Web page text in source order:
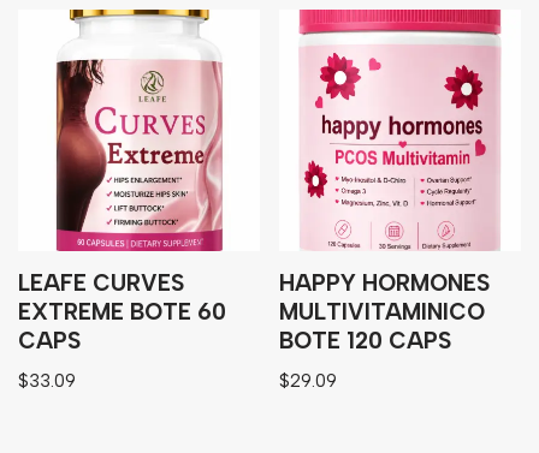
LEAFE CURVES
EXTREME BOTE 60
CAPS
$33.09
HAPPY HORMONES
MULTIVITAMINICO
BOTE 120 CAPS
$29.09